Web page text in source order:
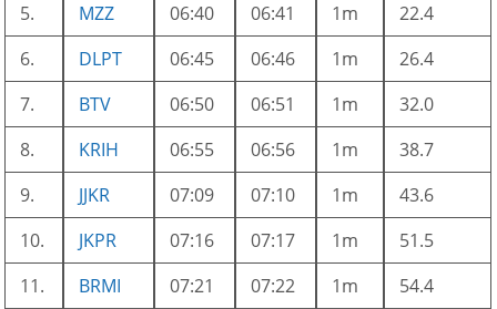
5.
MZZ 06:40 06:41 1m
22.4
6.
DLPT 06:45 06:46 1m
26.4
7.
BTV 06:50 06:51 1m
32.0
8.
KRIH 06:55 06:56 1m
38.7
9.
JJKR 07:09 07:10 1m
43.6
10.
JKPR 07:16 07:17 1m
51.5
11.
BRMI 07:21 07:22 1m
54.4